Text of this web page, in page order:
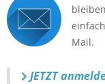
einfach
Mail.
JETZT